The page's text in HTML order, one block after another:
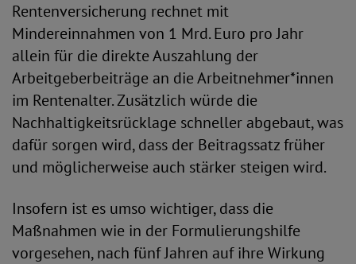
Rentenversicherung rechnet mit
Mindereinnahmen von 1 Mrd. Euro pro Jahr
allein für die direkte Auszahlung der
Arbeitgeberbeiträge an die Arbeitnehmer*innen
im Rentenalter. Zusätzlich würde die
Nachhaltigkeitsrücklage schneller abgebaut, was
dafür sorgen wird, dass der Beitragssatz früher
und möglicherweise auch stärker steigen wird.
Insofern ist es umso wichtiger, dass die
Maßnahmen wie in der Formulierungshilfe
vorgesehen, nach fünf Jahren auf ihre Wirkung